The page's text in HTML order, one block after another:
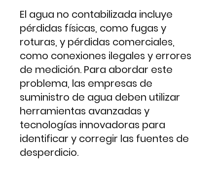
El agua no contabilizada incluye
pérdidas físicas, como fugas y
roturas, y pérdidas comerciales,
como conexiones ilegales y errores
de medición. Para abordar este
problema, las empresas de
suministro de agua deben utilizar
herramientas avanzadas y
tecnologías innovadoras para
identificar y corregir las fuentes de
desperdicio.